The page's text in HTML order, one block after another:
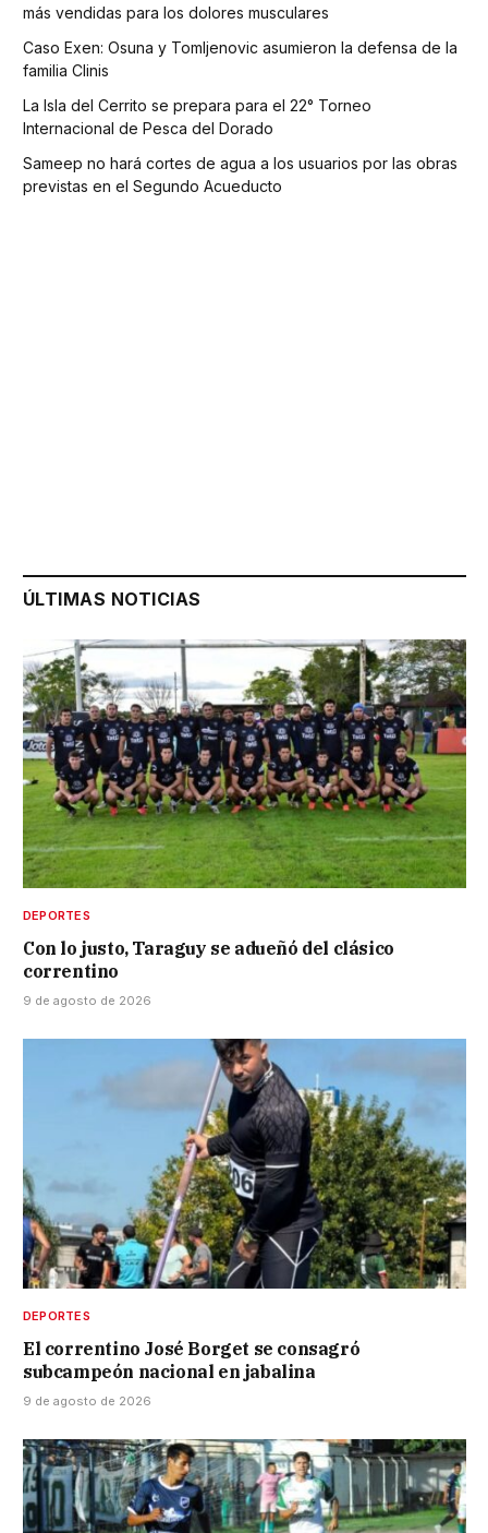
más vendidas para los dolores musculares
Caso Exen: Osuna y Tomljenovic asumieron la defensa de la
familia Clinis
La Isla del Cerrito se prepara para el 22° Torneo
Internacional de Pesca del Dorado
Sameep no hará cortes de agua a los usuarios por las obras
previstas en el Segundo Acueducto
ÚLTIMAS NOTICIAS
DEPORTES
Con lo justo, Taraguy se adueñó del clásico
correntino
9 de agosto de 2026
DEPORTES
El correntino José Borget se consagró
subcampeón nacional en jabalina
9 de agosto de 2026